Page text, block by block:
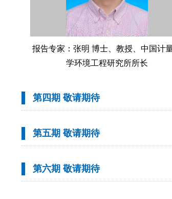
报告专家：张明 博士、教授、中国计
学环境工程研究所所长
第四期 敬请期待
第五期 敬请期待
第六期 敬请期待